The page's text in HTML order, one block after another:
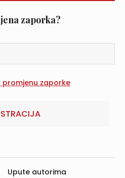
zaporka?
Upute autorima